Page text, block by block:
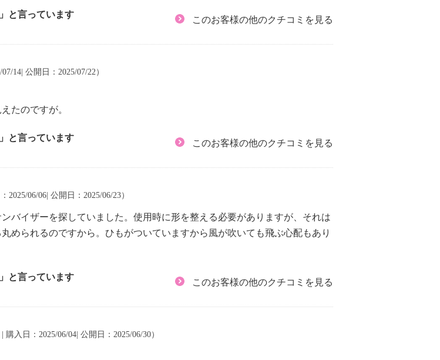
と言っています
このお客様の他のクチコミを見る
14| 公開日：2025/07/22）
たのですが。
と言っています
このお客様の他のクチコミを見る
2025/06/06| 公開日：2025/06/23）
バイザーを探していました。使用時に形を整える必要がありますが、それは
められるのですから。ひもがついていますから風が吹いても飛ぶ心配もあり
と言っています
このお客様の他のクチコミを見る
購入日：2025/06/04| 公開日：2025/06/30）